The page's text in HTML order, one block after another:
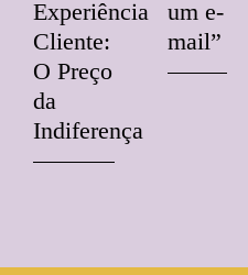
Experiência
Cliente:
O Preço
da
Indiferença
um e-
mail”